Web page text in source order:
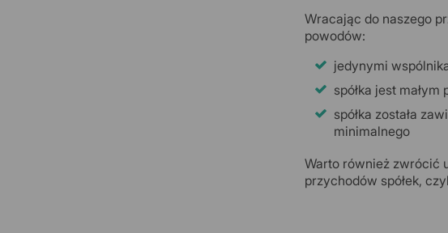
Wracając do naszego
powodów:
jedynymi
spółka jest małym
spółka została
minimalnego
Warto również zwrócić
przychodów spółek,